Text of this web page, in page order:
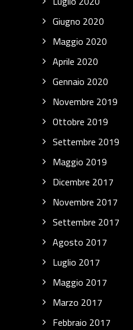
Giugno 2020
Maggio 2020
Aprile 2020
Gennaio 2020
Novembre 2019
Ottobre 2019
Settembre 2019
Maggio 2019
Dicembre 2017
Novembre 2017
Settembre 2017
Agosto 2017
Luglio 2017
Maggio 2017
Marzo 2017
Febbraio 2017